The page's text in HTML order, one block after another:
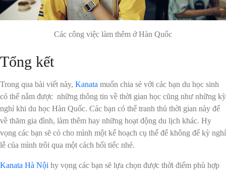
Các công việc làm thêm ở Hàn Quốc
Tổng kết
Trong qua bài viết này, Kanata muốn chia sẻ với các bạn du học sinh
có thể nắm được những thông tin về thời gian học cũng như những kỳ
nghỉ khi du học Hàn Quốc. Các bạn có thể tranh thủ thời gian này để
về thăm gia đình, làm thêm hay những hoạt động du lịch khác. Hy
vọng các bạn sẽ có cho mình một kế hoạch cụ thể để không để kỳ nghỉ
lễ của mình trôi qua một cách hối tiếc nhé.
Kanata Hà Nội hy vọng các bạn sẽ lựa chọn được thời điểm phù hợp